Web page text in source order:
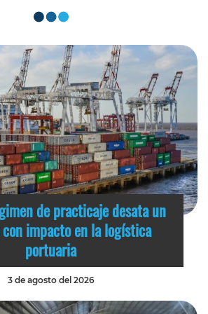
de practicaje desata un
impacto en la logística
portuaria
3 de agosto del 2026